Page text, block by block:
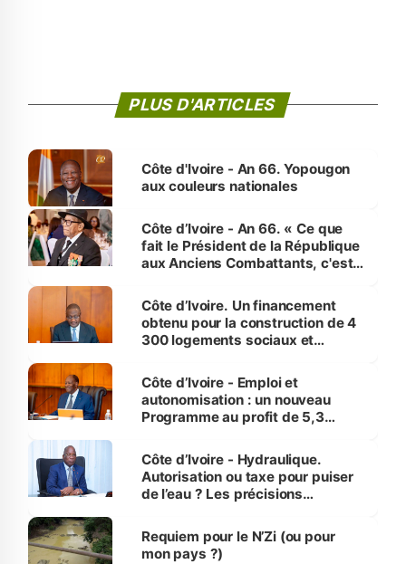
PLUS D'ARTICLES
Côte d'Ivoire - An 66. Yopougon
aux couleurs nationales
Côte d’Ivoire - An 66. « Ce que
fait le Président de la République
aux Anciens Combattants, c'est
Côte d’Ivoire. Un financement
obtenu pour la construction de 4
300 logements sociaux et
et Yamoussoukro
Côte d’Ivoire - Emploi et
autonomisation : un nouveau
Programme au profit de 5,3
Côte d’Ivoire - Hydraulique.
Autorisation ou taxe pour puiser
de l’eau ? Les précisions
Requiem pour le N’Zi (ou pour
mon pays ?)